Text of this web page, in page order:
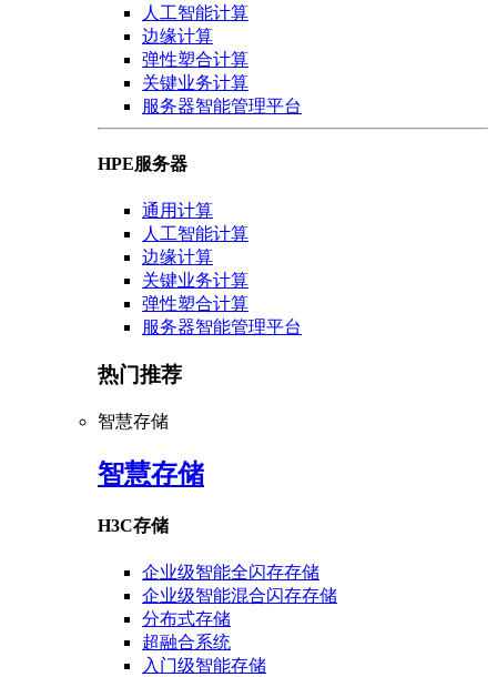
人工智能计算
边缘计算
弹性塑合计算
关键业务计算
服务器智能管理平台
HPE服务器
通用计算
人工智能计算
边缘计算
关键业务计算
弹性塑合计算
服务器智能管理平台
热门推荐
智慧存储
智慧存储
H3C存储
企业级智能全闪存存储
企业级智能混合闪存存储
分布式存储
超融合系统
入门级智能存储